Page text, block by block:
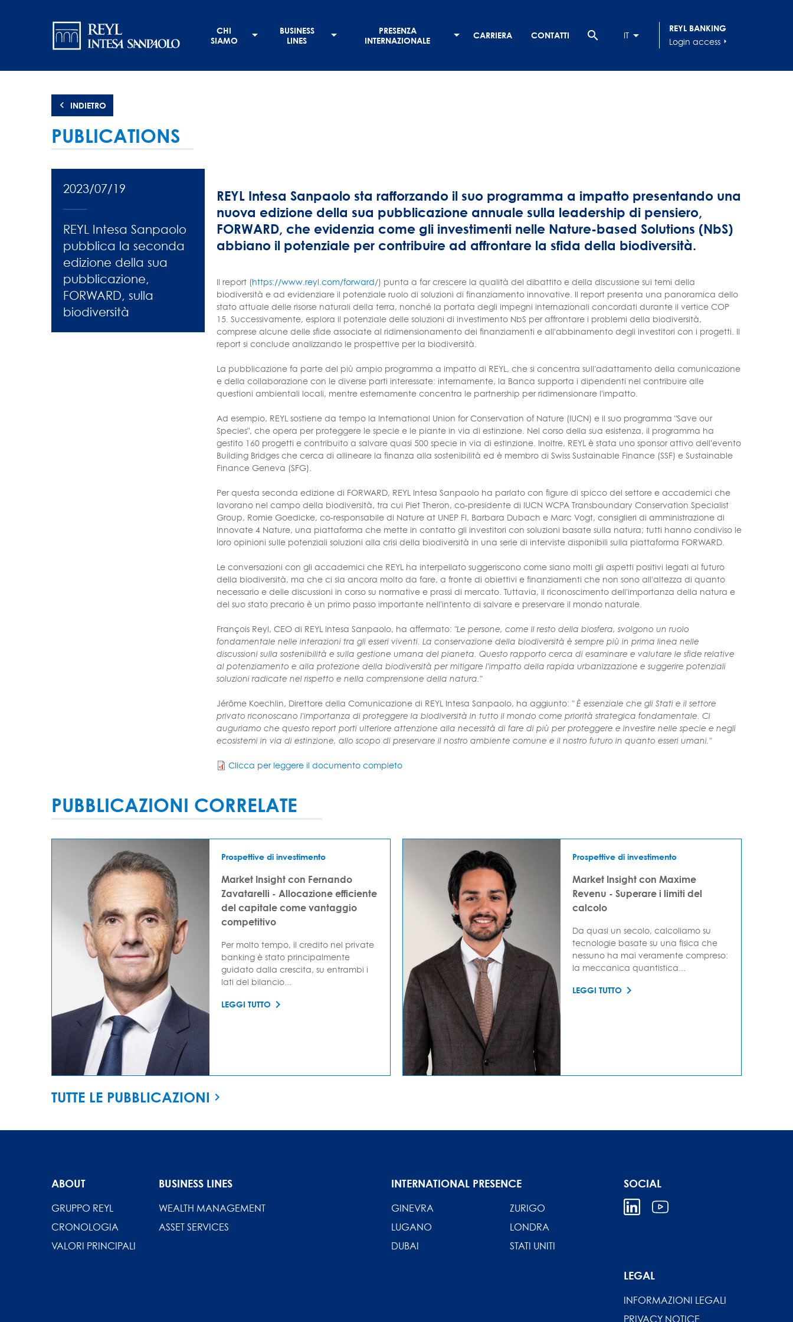
principale
CHI
SIAMO
BUSINESS
LINES
PRESENZA
INTERNAZIONALE
CARRIERA CONTATTI search IT
REYL BANKING
Login access arrow_right
INDIETRO
PUBLICATIONS
2023/07/19
REYL Intesa Sanpaolo
pubblica la seconda
edizione della sua
pubblicazione,
FORWARD, sulla
biodiversità
REYL Intesa Sanpaolo sta rafforzando il suo programma a impatto presentando una
nuova edizione della sua pubblicazione annuale sulla leadership di pensiero,
FORWARD, che evidenzia come gli investimenti nelle Nature-based Solutions (NbS)
abbiano il potenziale per contribuire ad affrontare la sfida della biodiversità.
Il report (https://www.reyl.com/forward/) punta a far crescere la qualità del dibattito e della discussione sui temi della
biodiversità e ad evidenziare il potenziale ruolo di soluzioni di finanziamento innovative. Il report presenta una panoramica dello
stato attuale delle risorse naturali della terra, nonché la portata degli impegni internazionali concordati durante il vertice COP
15. Successivamente, esplora il potenziale delle soluzioni di investimento NbS per affrontare i problemi della biodiversità,
comprese alcune delle sfide associate al ridimensionamento dei finanziamenti e all'abbinamento degli investitori con i progetti. Il
report si conclude analizzando le prospettive per la biodiversità.
La pubblicazione fa parte del più ampio programma a impatto di REYL, che si concentra sull'adattamento della comunicazione
e della collaborazione con le diverse parti interessate: internamente, la Banca supporta i dipendenti nel contribuire alle
questioni ambientali locali, mentre esternamente concentra le partnership per ridimensionare l'impatto.
Ad esempio, REYL sostiene da tempo la International Union for Conservation of Nature (IUCN) e il suo programma "Save our
Species", che opera per proteggere le specie e le piante in via di estinzione. Nel corso della sua esistenza, il programma ha
gestito 160 progetti e contribuito a salvare quasi 500 specie in via di estinzione. Inoltre, REYL è stata uno sponsor attivo dell'evento
Building Bridges che cerca di allineare la finanza alla sostenibilità ed è membro di Swiss Sustainable Finance (SSF) e Sustainable
Finance Geneva (SFG).
Per questa seconda edizione di FORWARD, REYL Intesa Sanpaolo ha parlato con figure di spicco del settore e accademici che
lavorano nel campo della biodiversità, tra cui Piet Theron, co-presidente di IUCN WCPA Transboundary Conservation Specialist
Group, Romie Goedicke, co-responsabile di Nature at UNEP FI, Barbara Dubach e Marc Vogt, consiglieri di amministrazione di
Innovate 4 Nature, una piattaforma che mette in contatto gli investitori con soluzioni basate sulla natura; tutti hanno condiviso le
loro opinioni sulle potenziali soluzioni alla crisi della biodiversità in una serie di interviste disponibili sulla piattaforma FORWARD.
Le conversazioni con gli accademici che REYL ha interpellato suggeriscono come siano molti gli aspetti positivi legati al futuro
della biodiversità, ma che ci sia ancora molto da fare, a fronte di obiettivi e finanziamenti che non sono all'altezza di quanto
necessario e delle discussioni in corso su normative e prassi di mercato. Tuttavia, il riconoscimento dell'importanza della natura e
del suo stato precario è un primo passo importante nell'intento di salvare e preservare il mondo naturale.
François Reyl, CEO di REYL Intesa Sanpaolo, ha affermato: "Le persone, come il resto della biosfera, svolgono un ruolo
fondamentale nelle interazioni tra gli esseri viventi. La conservazione della biodiversità è sempre più in prima linea nelle
discussioni sulla sostenibilità e sulla gestione umana del pianeta. Questo rapporto cerca di esaminare e valutare le sfide relative
al potenziamento e alla protezione della biodiversità per mitigare l'impatto della rapida urbanizzazione e suggerire potenziali
soluzioni radicate nel rispetto e nella comprensione della natura."
Jérôme Koechlin, Direttore della Comunicazione di REYL Intesa Sanpaolo, ha aggiunto: " È essenziale che gli Stati e il settore
privato riconoscano l'importanza di proteggere la biodiversità in tutto il mondo come priorità strategica fondamentale. Ci
auguriamo che questo report porti ulteriore attenzione alla necessità di fare di più per proteggere e investire nelle specie e negli
ecosistemi in via di estinzione, allo scopo di preservare il nostro ambiente comune e il nostro futuro in quanto esseri umani."
Clicca per leggere il documento completo
PUBBLICAZIONI CORRELATE
Prospettive di investimento
Market Insight con Fernando
Zavatarelli - Allocazione efficiente
del capitale come vantaggio
competitivo
Per molto tempo, il credito nel private
banking è stato principalmente
guidato dalla crescita, su entrambi i
lati del bilancio...
LEGGI TUTTO
Prospettive di investimento
Market Insight con Maxime
Revenu - Superare i limiti del
calcolo
Da quasi un secolo, calcoliamo su
tecnologie basate su una fisica che
nessuno ha mai veramente compreso:
la meccanica quantistica...
LEGGI TUTTO
TUTTE LE PUBBLICAZIONI
ABOUT
GRUPPO REYL
CRONOLOGIA
VALORI PRINCIPALI
BUSINESS LINES
WEALTH MANAGEMENT
ASSET SERVICES
INTERNATIONAL PRESENCE
GINEVRA
ZURIGO
LUGANO
LONDRA
DUBAI
STATI UNITI
LEGAL
INFORMAZIONI LEGALI
PRIVACY NOTICE
SOCIAL